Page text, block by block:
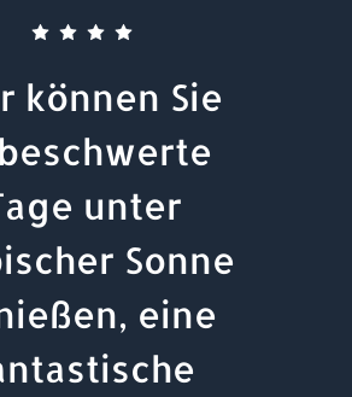
können Sie
unter
Sonne
eine